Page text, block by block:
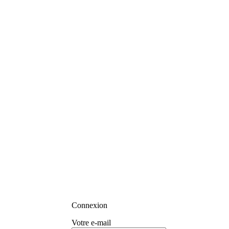
Connexion
Votre e-mail